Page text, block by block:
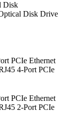
Disk
Disk Drive
PCIe Ethernet
4-Port PCIe
PCIe Ethernet
2-Port PCIe